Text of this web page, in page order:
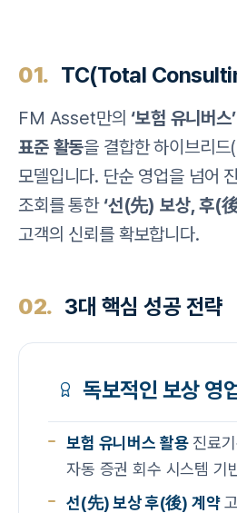
01. TC(Total
FM Asset만의 ‘보험 유니버스
표준 활동을 결합한 하이브리
모델입니다. 단순 영업을 넘어
조회를 통한 ‘선(先) 보상, 후(
고객의 신뢰를 확보합니다.
02. 3대 핵심 성공 전략
독보적인 보상 영
보험 유니버스 활용진료기
자동 증권 회수 시스템 기
선(先) 보상 후(後) 계약